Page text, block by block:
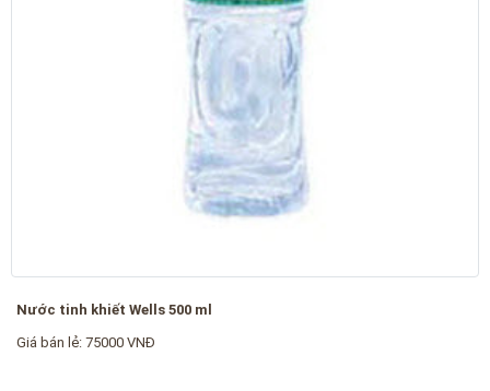
Nước tinh khiết Wells 500 ml
Giá bán lẻ: 75000 VNĐ